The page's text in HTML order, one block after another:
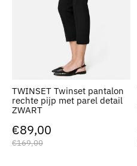
TWINSET Twinset pantalon
rechte pijp met parel detail
ZWART
€89,00
€169,00